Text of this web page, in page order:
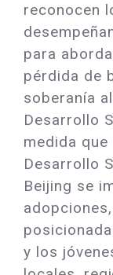
reconocen
para
pérdida de
soberanía
Desarrollo
medida
Desarrollo
Beijing se
y los